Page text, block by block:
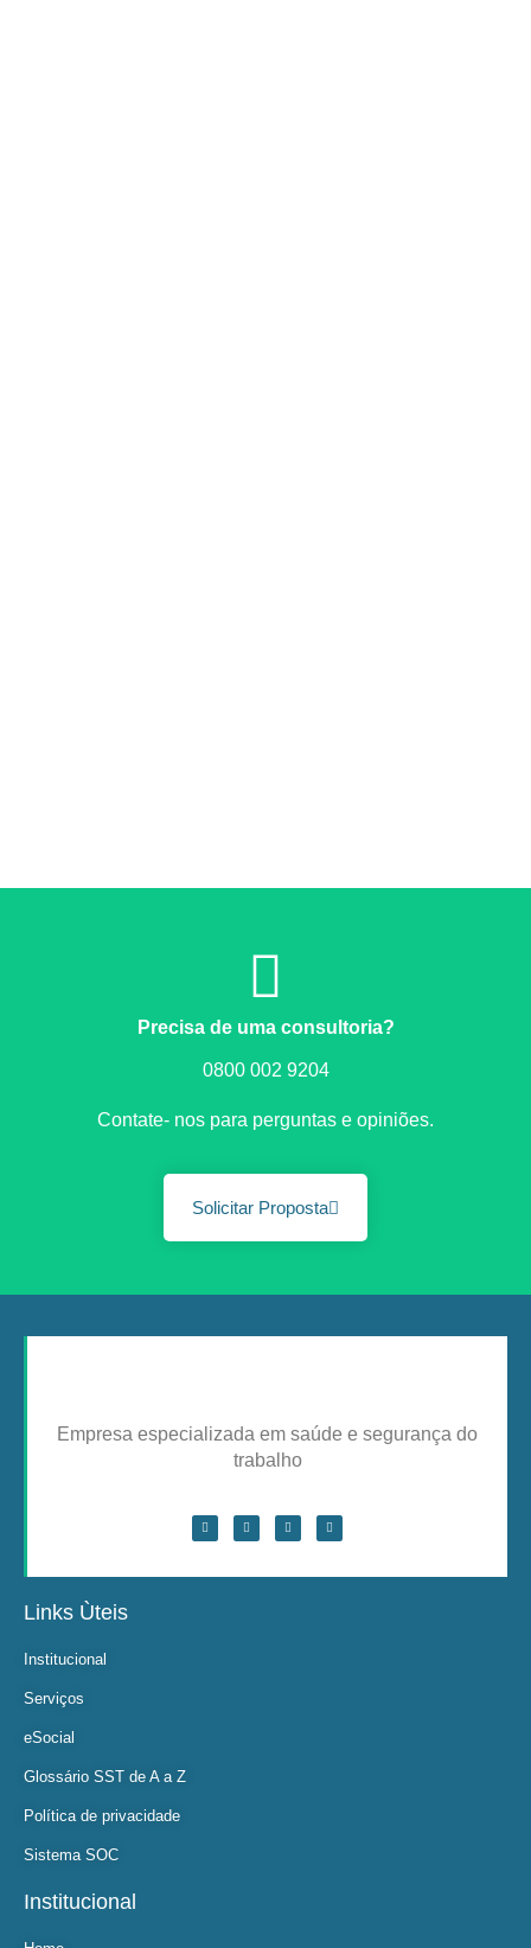
Precisa de uma consultoria?
0800 002 9204
Contate- nos para perguntas e opiniões.
Solicitar Proposta
Empresa especializada em saúde e segurança do
trabalho
Links Ùteis
Institucional
Serviços
eSocial
Glossário SST de A a Z
Política de privacidade
Sistema SOC
Institucional